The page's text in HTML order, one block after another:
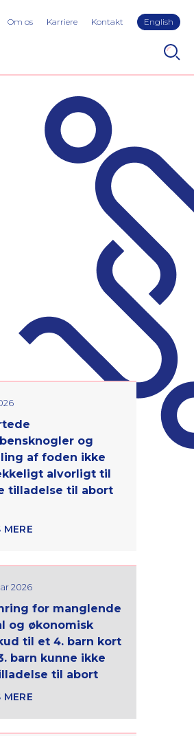
Om os Karriere Kontakt English
og
af foden ikke
alvorligt til
tilladelse til abort
2026
for manglende
og økonomisk
til et 4. barn kort
barn kunne ikke
til abort